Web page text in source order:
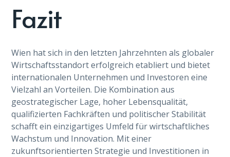
Fazit
Wien hat sich in den letzten Jahrzehnten als globaler
Wirtschaftsstandort erfolgreich etabliert und bietet
internationalen Unternehmen und Investoren eine
Vielzahl an Vorteilen. Die Kombination aus
geostrategischer Lage, hoher Lebensqualität,
qualifizierten Fachkräften und politischer Stabilität
schafft ein einzigartiges Umfeld für wirtschaftliches
Wachstum und Innovation. Mit einer
zukunftsorientierten Strategie und Investitionen in